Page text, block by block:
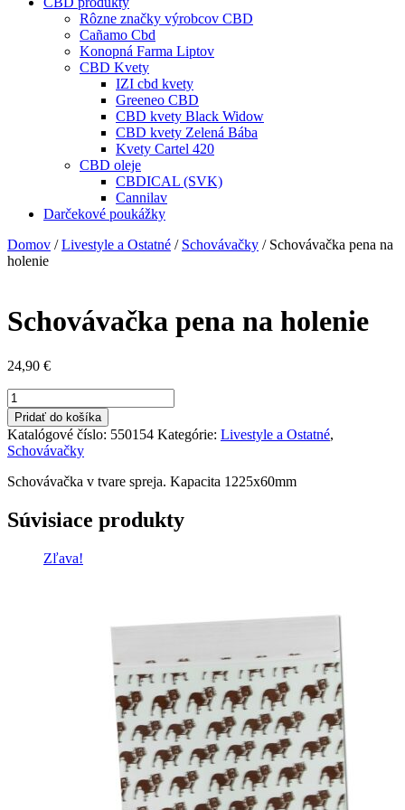
Rôzne značky výrobcov CBD
Cañamo Cbd
Konopná Farma Liptov
CBD Kvety
IZI cbd kvety
Greeneo CBD
CBD kvety Black Widow
CBD kvety Zelená Bába
Kvety Cartel 420
CBD oleje
CBDICAL (SVK)
Cannilav
Darčekové poukážky
Domov /Livestyle a Ostatné / Schovávačky / Schovávačka pena na
holenie
Schovávačka pena na holenie
24,90 €
množstvo
Schovávačka
pena
na
holenie
Pridať do košíka
Katalógové číslo: 550154 Kategórie: Livestyle a Ostatné,
Schovávačky
Schovávačka v tvare spreja. Kapacita 1225x60mm
Súvisiace produkty
Zľava!